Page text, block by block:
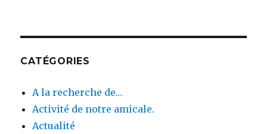
CATÉGORIES
A la recherche de…
Activité de notre amicale.
Actualité